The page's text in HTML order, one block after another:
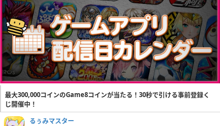
最大300,000コインのGame8コインが当たる！30秒で引ける事前登録く
じ開催中！
るぅみマスター